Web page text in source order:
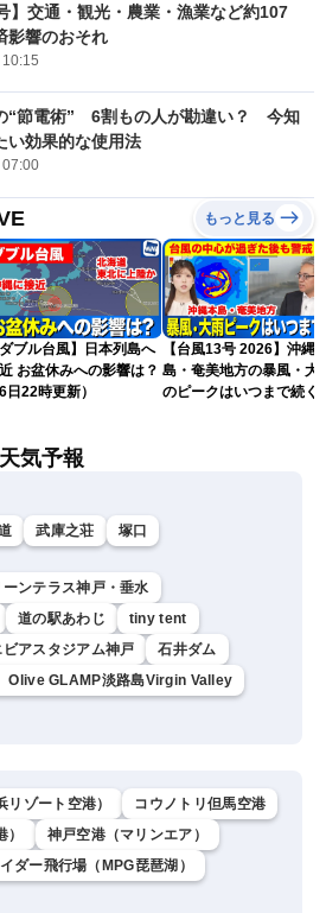
】交通・観光・農業・漁業など約107
影響のおそれ
“節電術” 6割もの人が勘違い？ 今知
い効果的な使用法
もっと見る
ダブル台風】日本列島へ
影響は？
6日22時更新）
【台風13号 2026】沖縄
島・奄美地方の暴風・大
のピークはいつまで続く
気予報
武庫之荘 塚口
ーンテラス神戸・垂水
道の駅あわじ
tiny tent
ビアスタジアム神戸
石井ダム
Olive GLAMP淡路島Virgin Valley
ゾート空港）
コウノトリ但馬空港
神戸空港（マリンエア）
ダー飛行場（MPG琵琶湖）